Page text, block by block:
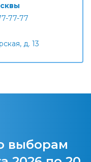
77-77
д. 13
выборам